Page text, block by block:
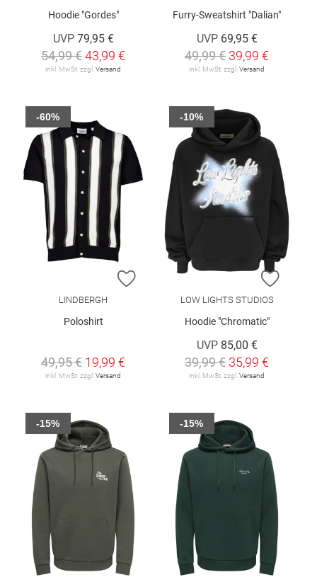
Hoodie "Gordes"
UVP 79,95 €
54,99 €43,99 €
inkl. MwSt. zzgl.Versand
Furry-Sweatshirt "Dalian"
UVP 69,95 €
49,99 € 39,99 €
inkl. MwSt. zzgl.Versand
ZUR WUNSCHLISTE HINZUFÜGEN
LINDBERGH
Poloshirt
49,95 € 19,99 €
inkl. MwSt. zzgl. Versand
-60%
ZUR
LOW LIGHTS STUDIOS
Hoodie "Chromatic"
UVP 85,00 €
39,99 € 35,99 €
inkl. MwSt. zzgl. Versand
-10%
-15% -15%